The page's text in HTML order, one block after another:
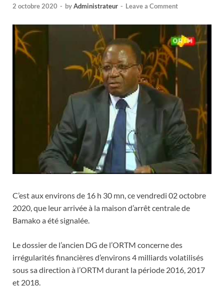
2 octobre 2020 - byAdministrateur - Leave a Comment
C’est aux environs de 16 h 30 mn, ce vendredi 02 octobre
2020, que leur arrivée à la maison d’arrêt centrale de
Bamako a été signalée.
Le dossier de l’ancien DG de l’ORTM concerne des
irrégularités financières d’environs 4 milliards volatilisés
sous sa direction à l’ORTM durant la période 2016, 2017
et 2018.